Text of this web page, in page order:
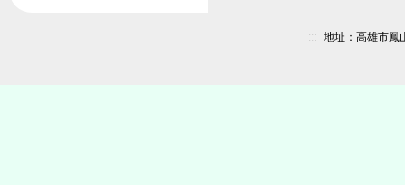
::: 地址：高雄市